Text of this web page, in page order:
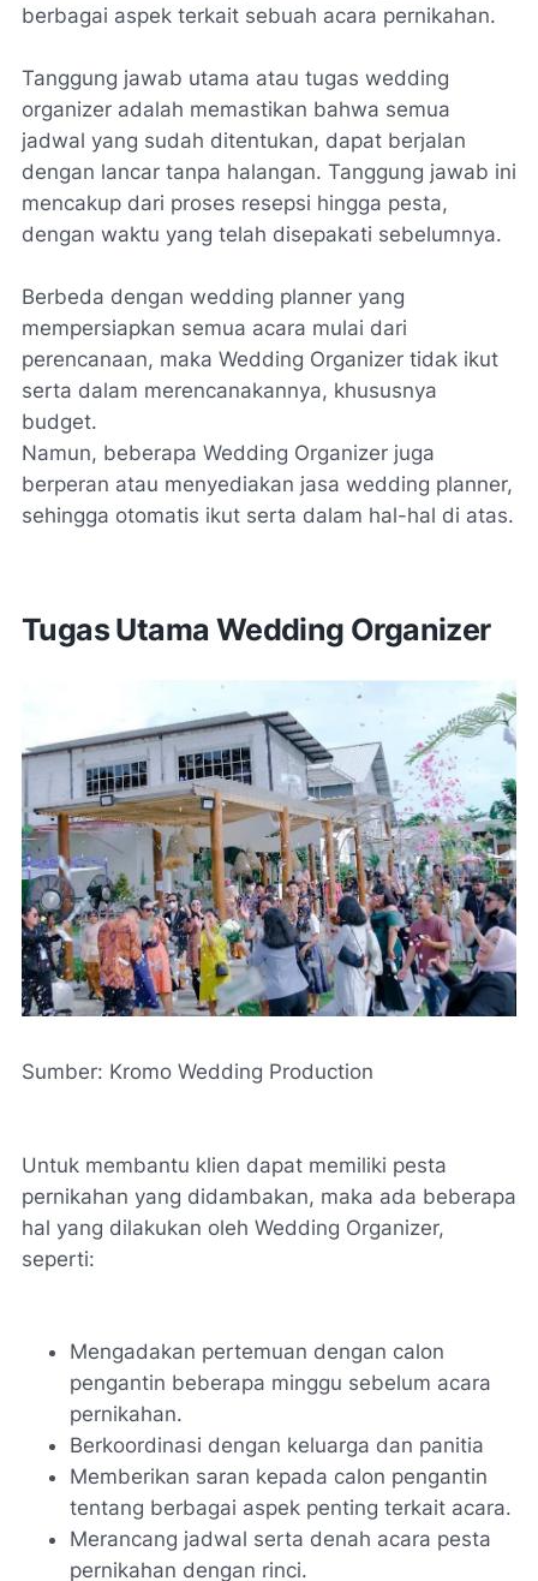
berbagai aspek terkait sebuah acara pernikahan.
Tanggung jawab utama atau tugas wedding
organizer adalah memastikan bahwa semua
jadwal yang sudah ditentukan, dapat berjalan
dengan lancar tanpa halangan. Tanggung jawab ini
mencakup dari proses resepsi hingga pesta,
dengan waktu yang telah disepakati sebelumnya.
Berbeda dengan wedding planner yang
mempersiapkan semua acara mulai dari
perencanaan, maka Wedding Organizer tidak ikut
serta dalam merencanakannya, khususnya
budget.
Namun, beberapa Wedding Organizer juga
berperan atau menyediakan jasa wedding planner,
sehingga otomatis ikut serta dalam hal-hal di atas.
Tugas Utama Wedding Organizer
Sumber: Kromo Wedding Production
Untuk membantu klien dapat memiliki pesta
pernikahan yang didambakan, maka ada beberapa
hal yang dilakukan oleh Wedding Organizer,
seperti:
Mengadakan pertemuan dengan calon
pengantin beberapa minggu sebelum acara
pernikahan.
Berkoordinasi dengan keluarga dan panitia
Memberikan saran kepada calon pengantin
tentang berbagai aspek penting terkait acara.
Merancang jadwal serta denah acara pesta
pernikahan dengan rinci.